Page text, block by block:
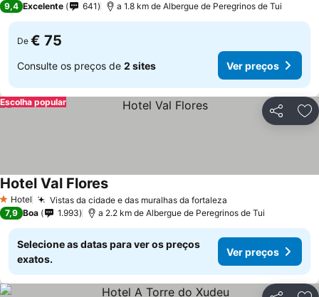
9,4 Excelente 641 a 1.8 km de Albergue de Peregrinos de Tui
De € 75
Consulte os preços de 2 sites Ver preços
Partilhar
Escolha popular
1 Estrelas
Hotel Vistas da cidade e das muralhas da fortaleza
Hotel Val Flores
7,9 Boa 1.993 a 2.2 km de Albergue de Peregrinos de Tui
Selecione as datas para ver os preços
exatos.
Ver preços